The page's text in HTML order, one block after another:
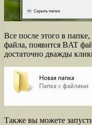
Все после этого в
файла, появится BAT
достаточно дважды
Также вы можете